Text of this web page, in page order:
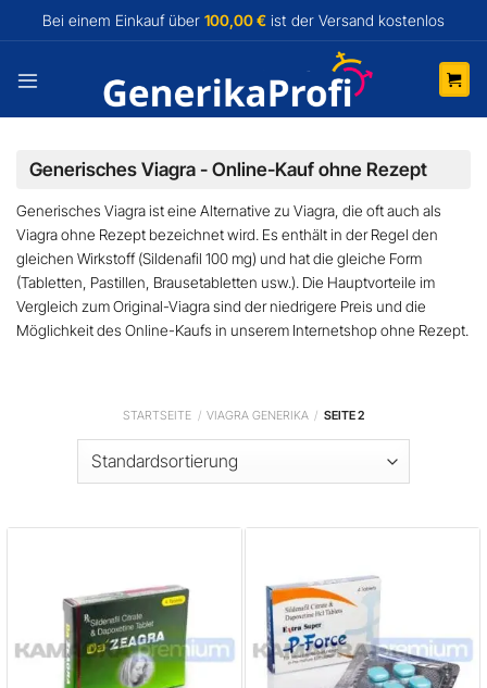
Bei einem Einkauf über 100,00 € ist der Versand kostenlos
Generisches Viagra - Online-Kauf ohne Rezept
Generisches Viagra ist eine Alternative zu Viagra, die oft auch als
Viagra ohne Rezept bezeichnet wird. Es enthält in der Regel den
gleichen Wirkstoff (Sildenafil 100 mg) und hat die gleiche Form
(Tabletten, Pastillen, Brausetabletten usw.). Die Hauptvorteile im
Vergleich zum Original-Viagra sind derniedrigere Preis und die
Möglichkeit des Online-Kaufs in unserem Internetshopohne Rezept.
STARTSEITE / VIAGRA GENERIKA / SEITE 2